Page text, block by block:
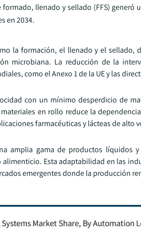
llenado y sellado (FFS) generó
en 2034.
la formación, el llenado y el
microbiana. La reducción de la
como el Anexo 1 de la UE y las
con un mínimo desperdicio de
en rollo reduce la
farmacéuticas y lácteas de alto
amplia gama de productos líquidos
Esta adaptabilidad en las
emergentes donde la producción